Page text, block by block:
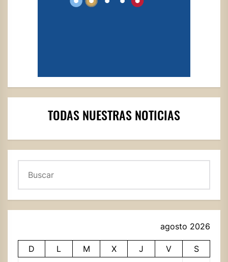
TODAS NUESTRAS NOTICIAS
agosto 2026
D L M X J V
S